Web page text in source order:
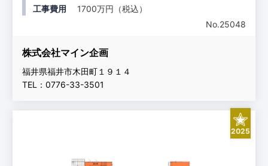
工事費用
1700万円（税込）
No.25048
株式会社マイン企画
福井県福井市木田町１９１４
TEL：0776-33-3501
2025